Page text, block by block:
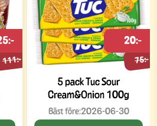
111:-
5 pack Tuc Sour
Cream&Onion 100g
75:-
20:-
Bäst före:2026-06-30